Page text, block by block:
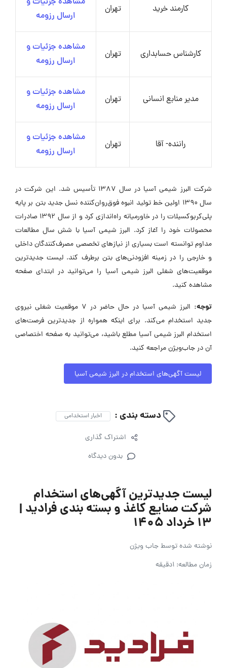
کارمند خرید تهران
ارسال رزومه
کارشناس حسابداری تهران
مشاهده جزئیات و
ارسال رزومه
مدیر منابع انسانی تهران
مشاهده جزئیات و
ارسال رزومه
راننده- آقا تهران
مشاهده جزئیات و
ارسال رزومه
شرکت البرز شیمی آسیا در سال ۱۳۸۷ تأسیس شد. این شرکت در
سال ۱۳۹۰ اولین خط تولید انبوه فوق‌روان‌کننده نسل جدید بتن بر پایه
پلی‌کربوکسیلات را در خاورمیانه راه‌اندازی کرد و از سال ۱۳۹۲ صادرات
محصولات خود را آغاز کرد. البرز شیمی آسیا با شش سال مطالعات
مداوم توانسته است بسیاری از نیازهای تخصصی مصرف‌کنندگان داخلی
و خارجی را در زمینه افزودنی‌های بتن برطرف کند. لیست جدیدترین
موقعیت‌های شغلی البرز شیمی آسیا را می‌توانید در ابتدای صفحه
مشاهده کنید.
توجه:
البرز شیمی آسیا در حال حاضر در ۷ موقعیت شغلی نیروی
جدید استخدام می‌کند. برای اینکه همواره از جدیدترین فرصت‌های
استخدام البرز شیمی آسیا مطلع باشید، می‌توانید به صفحه اختصاصی
آن در جاب‌ویژن مراجعه کنید.
لیست آگهی‌های استخدام در البرز شیمی آسیا
دسته بندی : اخبار استخدامی
اشتراک گذاری
بدون دیدگاه
لیست جدیدترین آگهی‌های استخدام
شرکت صنایع کاغذ و بسته بندی فرادید |
۱۳ خرداد ۱۴۰۵
نوشته شده توسطجاب ویژن
زمان مطالعه: 1دقیقه